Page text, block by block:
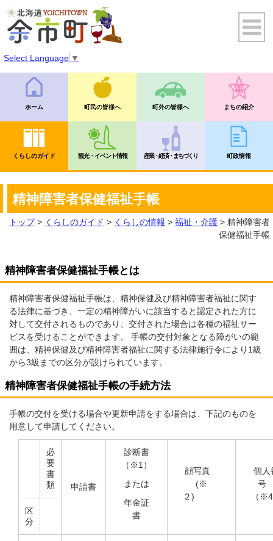
Select Language ▼
ホーム 町民の皆様へ 町外の皆様へ まちの紹介
くらしのガイド 観光・イベント情報 産業・経済・まちづくり 町政情報
精神障害者保健福祉手帳
トップ> くらしのガイド > くらしの情報 > 福祉・介護 > 精神障害者
保健福祉手帳
精神障害者保健福祉手帳とは
精神障害者保健福祉手帳は、精神保健及び精神障害者福祉に関す
る法律に基づき、一定の精神障がいに該当すると認定された方に
対して交付されるものであり、交付された場合は各種の福祉サー
ビスを受けることができます。 手帳の交付対象となる障がいの範
囲は、精神保健及び精神障害者福祉に関する法律施行令により1級
から3級までの区分が設けられています。
精神障害者保健福祉手帳の手続方法
手帳の交付を受ける場合や更新申請をする場合は、下記のものを
用意して申請してください。
必
要
書
類
申請書
診断書
（※1）
または
年金証
書
顔写真
(※
２)
個人
（
区
分